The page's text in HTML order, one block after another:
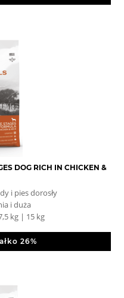
DOG RICH IN CHICKEN &
i pies dorosły
i duża
kg | 15 kg
26%